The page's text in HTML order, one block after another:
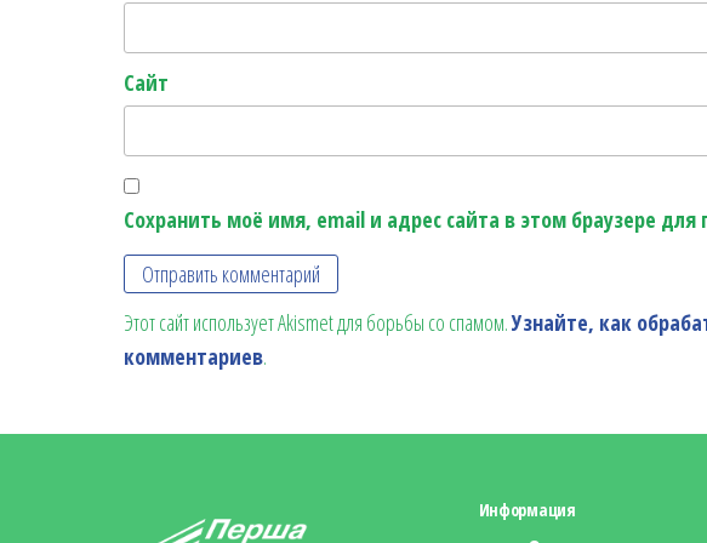
Сайт
Сохранить моё имя, email и адрес сайта в этом браузере
Этот сайт использует Akismet для борьбы со спамом.Узнайте, как
комментариев.
Информация